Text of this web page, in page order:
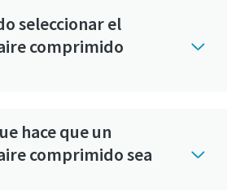
seleccionar el
comprimido
hace que un
comprimido sea